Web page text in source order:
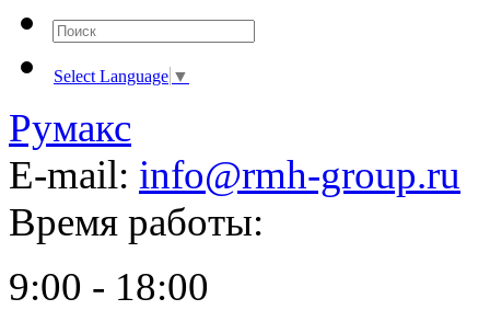
Select Language ▼
Румакс
E-mail: info@rmh-group.ru
Время работы:
9:00 - 18:00